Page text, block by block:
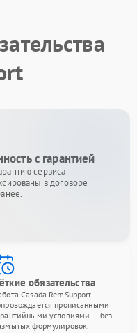
с гарантией
сервиса —
в договоре
обязательства
Casada RemSupport
прописанными
условиями — без
формулировок.